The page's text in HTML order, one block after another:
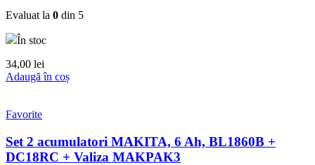
Evaluat la 0 din 5
În stoc
34,00 lei
Adaugă în coș
Favorite
Set 2 acumulatori MAKITA, 6 Ah, BL1860B +
DC18RC + Valiza MAKPAK3